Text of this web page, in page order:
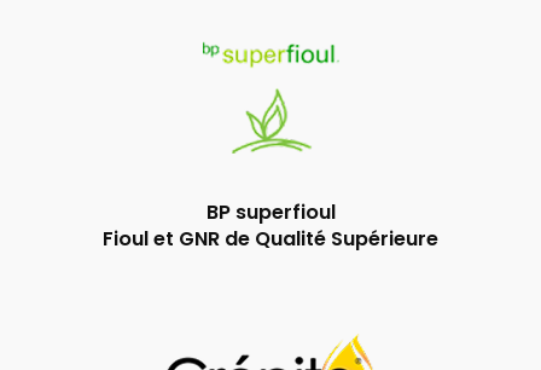
BP superfioul
Fioul et GNR de Qualité Supérieure